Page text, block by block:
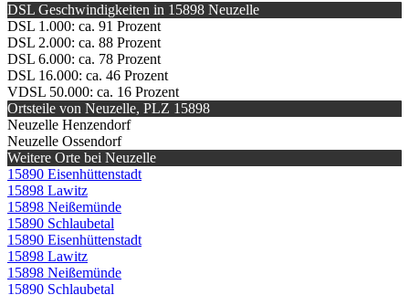
DSL Geschwindigkeiten in 15898 Neuzelle
DSL 1.000: ca. 91 Prozent
DSL 2.000: ca. 88 Prozent
DSL 6.000: ca. 78 Prozent
DSL 16.000: ca. 46 Prozent
VDSL 50.000: ca. 16 Prozent
Ortsteile von Neuzelle, PLZ 15898
Neuzelle Henzendorf
Neuzelle Ossendorf
Weitere Orte bei Neuzelle
15890 Eisenhüttenstadt
15898 Lawitz
15898 Neißemünde
15890 Schlaubetal
15890 Eisenhüttenstadt
15898 Lawitz
15898 Neißemünde
15890 Schlaubetal